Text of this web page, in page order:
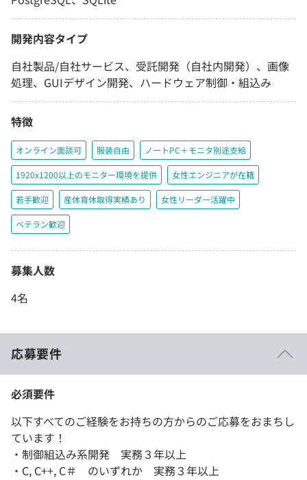
開発内容タイプ
自社製品/自社サービス、受託開発（自社内開発）、画像
処理、GUIデザイン開発、ハードウェア制御・組込み
特徴
オンライン面談可 服装自由 ノートPC＋モニタ別途支給
1920x1200以上のモニター環境を提供 女性エンジニアが在籍
若手歓迎 産休育休取得実績あり 女性リーダー活躍中
ベテラン歓迎
募集人数
4名
応募要件
必須要件
以下すべてのご経験をお持ちの方からのご応募をおまちし
ています！
・制御組込み系開発 実務３年以上
・C, C++, C＃ のいずれか 実務３年以上